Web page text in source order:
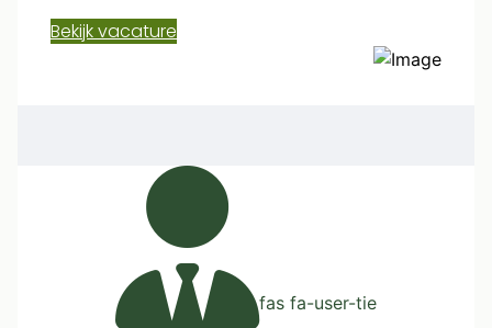
Bekijk vacature
fas fa-user-tie